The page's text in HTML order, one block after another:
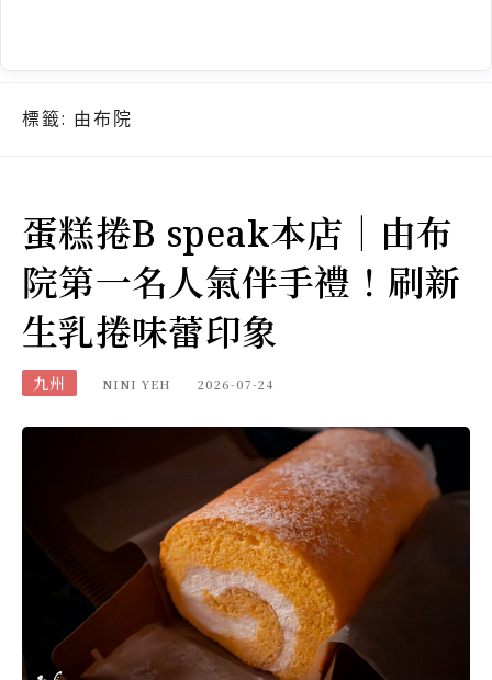
標籤: 由布院
蛋糕捲B speak本店｜由布
院第一名人氣伴手禮！刷新
生乳捲味蕾印象
九州 NINI YEH 2026-07-24